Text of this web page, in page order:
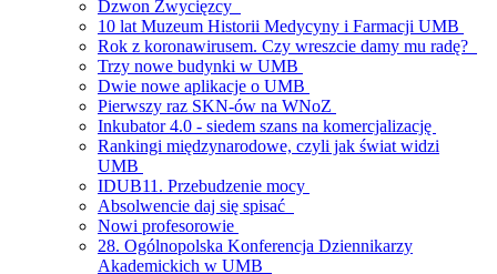
Dzwon Zwycięzcy
10 lat Muzeum Historii Medycyny i Farmacji UMB
Rok z koronawirusem. Czy wreszcie damy mu radę?
Trzy nowe budynki w UMB
Dwie nowe aplikacje o UMB
Pierwszy raz SKN-ów na WNoZ
Inkubator 4.0 - siedem szans na komercjalizację
Rankingi międzynarodowe, czyli jak świat widzi
UMB
IDUB11. Przebudzenie mocy
Absolwencie daj się spisać
Nowi profesorowie
28. Ogólnopolska Konferencja Dziennikarzy
Akademickich w UMB